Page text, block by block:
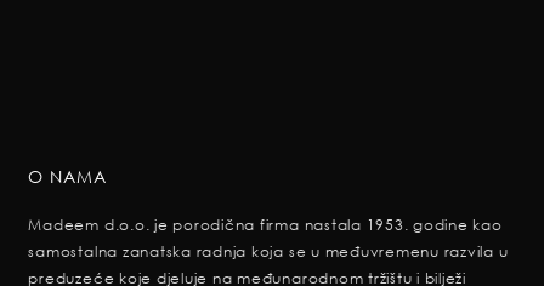
O NAMA
Madeem d.o.o. je porodična firma nastala 1953. godine kao
samostalna zanatska radnja koja se u međuvremenu razvila u
preduzeće koje djeluje na međunarodnom tržištu i bilježi